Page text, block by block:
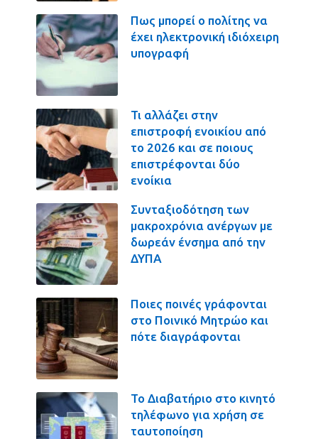
Πως μπορεί ο πολίτης να
έχει ηλεκτρονική ιδιόχειρη
υπογραφή
Τι αλλάζει στην
επιστροφή ενοικίου από
το 2026 και σε ποιους
επιστρέφονται δύο
ενοίκια
Συνταξιοδότηση των
μακροχρόνια ανέργων με
δωρεάν ένσημα από την
ΔΥΠΑ
Ποιες ποινές γράφονται
στο Ποινικό Μητρώο και
πότε διαγράφονται
Το Διαβατήριο στο κινητό
τηλέφωνο για χρήση σε
ταυτοποίηση